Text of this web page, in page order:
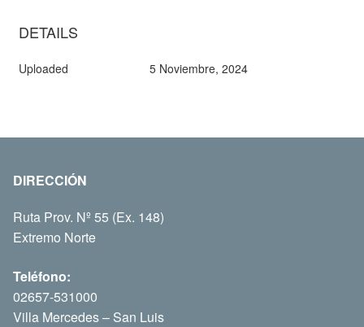
DETAILS
Uploaded 5 Noviembre, 2024
DIRECCIÓN
Ruta Prov. Nº 55 (Ex. 148)
Extremo Norte
Teléfono:
02657-531000
Villa Mercedes – San Luis